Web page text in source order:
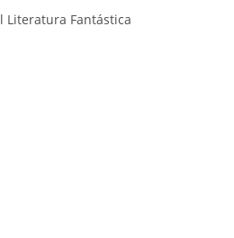
Literatura Fantástica